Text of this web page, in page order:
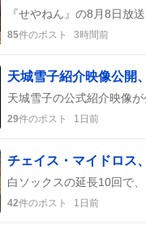
85件のポスト 3時間前
天城雪子紹介映像公開
29件のポスト 1日前
42件のポスト 1日前